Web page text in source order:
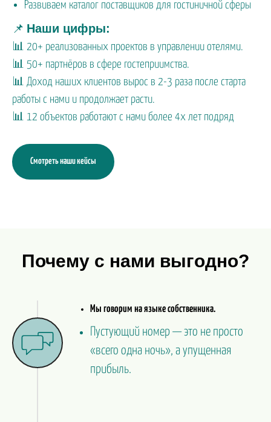
Развиваем каталог поставщиков для гостиничной сферы
📌 Наши цифры:
📊 20+ реализованных проектов в управлении отелями.
📊 50+ партнёров в сфере гостеприимства.
📊 Доход наших клиентов вырос в 2-3 раза после старта
работы с нами и продолжает расти.
📊 12 объектов работают с нами более 4х лет подряд
Смотреть наши кейсы
Почему с нами выгодно?
Мы говорим на языке собственника.
Пустующий номер — это не просто
«всего одна ночь», а упущенная
прибыль.